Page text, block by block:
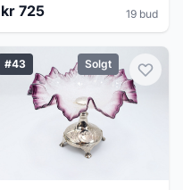
kr 725 19 bud
#43 Solgt